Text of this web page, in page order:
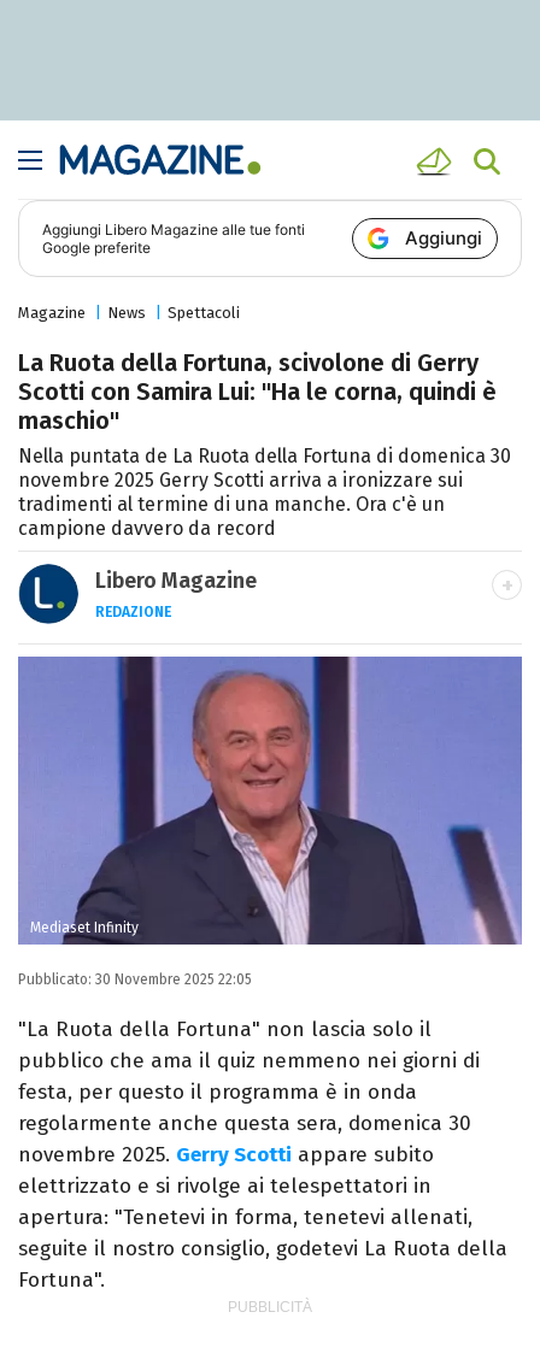
Aggiungi Libero Magazine alle tue fonti
Google preferite
Aggiungi
Magazine News Spettacoli
La Ruota della Fortuna, scivolone di Gerry
Scotti con Samira Lui: "Ha le corna, quindi è
maschio"
Nella puntata de La Ruota della Fortuna di domenica 30
novembre 2025 Gerry Scotti arriva a ironizzare sui
tradimenti al termine di una manche. Ora c'è un
campione davvero da record
Libero Magazine
REDAZIONE
E-MAIL
INSTAGRAM FACEBOOK
Libero Magazine è il canale del portale
Libero.it dedicato al mondo della
televisione, dello spettacolo e del gossip.
Mediaset Infinity
Pubblicato: 30 Novembre 2025 22:05
"La Ruota della Fortuna" non lascia solo il
pubblico che ama il quiz nemmeno nei giorni di
festa, per questo il programma è in onda
regolarmente anche questa sera, domenica 30
novembre 2025. Gerry Scotti appare subito
elettrizzato e si rivolge ai telespettatori in
apertura: "Tenetevi in forma, tenetevi allenati,
seguite il nostro consiglio, godetevi La Ruota della
Fortuna".